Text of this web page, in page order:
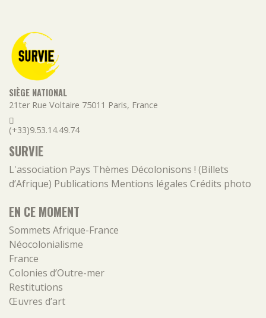
SIÈGE NATIONAL
21ter Rue Voltaire 75011 Paris, France
(+33)9.53.14.49.74
SURVIE
L'association Pays Thèmes Décolonisons ! (Billets
d’Afrique) Publications Mentions légales Crédits photo
EN CE MOMENT
Sommets Afrique-France
Néocolonialisme
France
Colonies d’Outre-mer
Restitutions
Œuvres d’art